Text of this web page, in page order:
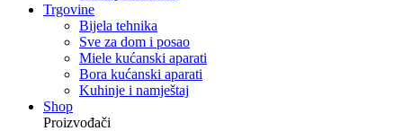
Trgovine
Bijela tehnika
Sve za dom i posao
Miele kućanski aparati
Bora kućanski aparati
Kuhinje i namještaj
Shop
Proizvođači